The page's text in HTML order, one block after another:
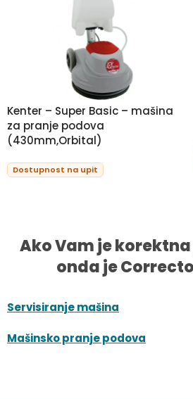
Kenter – Super Basic – mašina
za pranje podova
(430mm,Orbital)
Dostupnost na upit
Ako Vam je
onda je
Servisiranje mašina
Mašinsko pranje podova